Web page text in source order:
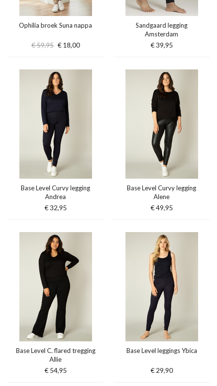
Ophilia broek Suna nappa
€ 59,95 € 18,00
Sandgaard legging
Amsterdam
€ 39,95
Base Level Curvy legging
Andrea
€ 32,95
Base Level Curvy legging
Alene
€ 49,95
Base Level C. flared tregging
Allie
€ 54,95
Base Level leggings Ybica
€ 29,90